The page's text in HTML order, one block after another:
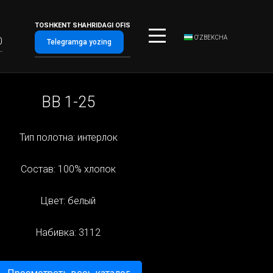
O‘ZBEKCHA
TOSHKENT SHAHRIDAGI OFIS
Telegramga yozing
BB 1-25
Тип полотна: интерлок
Состав: 100% хлопок
Цвет: белый
Набивка: 3112